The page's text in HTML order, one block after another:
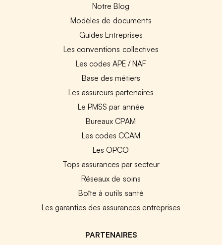
Notre Blog
Modèles de documents
Guides Entreprises
Les conventions collectives
Les codes APE / NAF
Base des métiers
Les assureurs partenaires
Le PMSS par année
Bureaux CPAM
Les codes CCAM
Les OPCO
Tops assurances par secteur
Réseaux de soins
Boîte à outils santé
Les garanties des assurances entreprises
PARTENAIRES